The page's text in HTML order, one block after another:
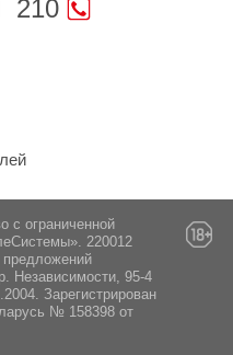
210
с ограниченной
220012
Независимости, 95-4
Зарегистрирован
№ 158398 от